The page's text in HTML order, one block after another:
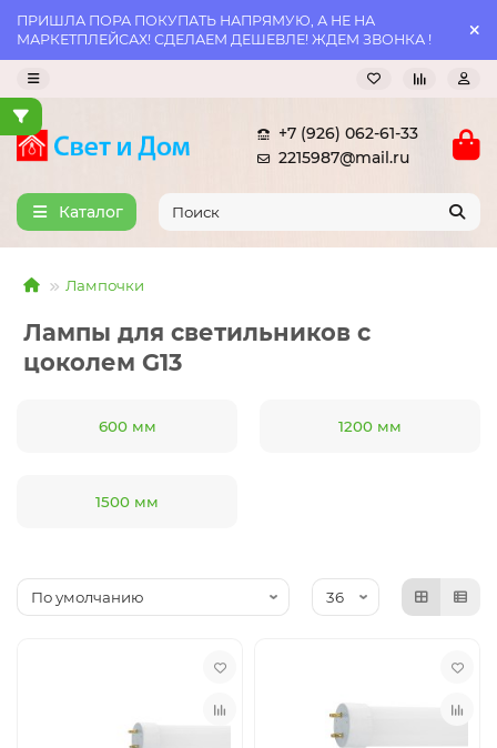
ПРИШЛА ПОРА ПОКУПАТЬ НАПРЯМУЮ, А НЕ НА
МАРКЕТПЛЕЙСАХ! СДЕЛАЕМ ДЕШЕВЛЕ! ЖДЕМ ЗВОНКА !
+7 (926) 062-61-33
2215987@mail.ru
Каталог
Лампочки
Лампы для светильников с
цоколем G13
600 мм 1200 мм
1500 мм